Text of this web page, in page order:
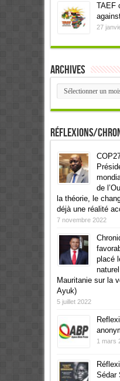
TAEF
27
Archives
Archives
Réflexions/
de
la théorie, le
déjà une réalité
7 novembre 2022
placé
Mauritanie sur la
Ayuk)
5 juillet 2022
1 mars
Sédar